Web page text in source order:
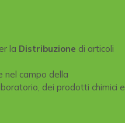
la Distribuzione di articoli
nel campo della
dei prodotti chimici e